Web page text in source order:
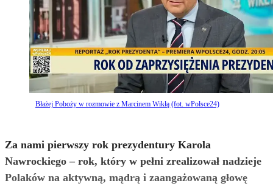
Błażej Poboży w rozmowie z Marcinem Wikłą (fot. wPolsce24)
Za nami pierwszy rok prezydentury Karola
Nawrockiego – rok, który w pełni zrealizował nadzieje
Polaków na aktywną, mądrą i zaangażowaną głowę